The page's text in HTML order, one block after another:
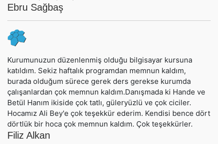
Ebru Sağbaş
Kurumunuzun düzenlenmiş olduğu bilgisayar kursuna
katıldım. Sekiz haftalık programdan memnun kaldım,
burada olduğum sürece gerek ders gerekse kurumda
çalışanlardan çok memnun kaldım.Danışmada ki Hande ve
Betül Hanım ikiside çok tatlı, güleryüzlü ve çok ciciler.
Hocamız Ali Bey'e çok teşekkür ederim. Kendisi bence dört
dörtlük bir hoca çok memnun kaldım. Çok teşekkürler.
Filiz Alkan